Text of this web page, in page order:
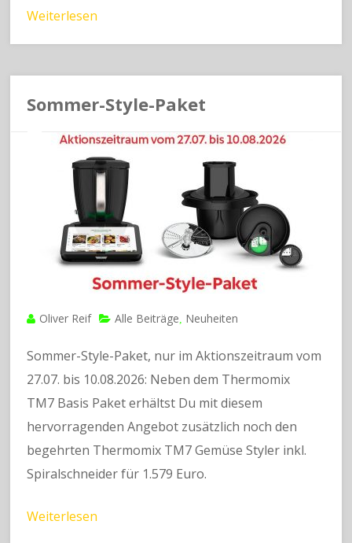
Weiterlesen
Sommer-Style-Paket
Oliver Reif Alle Beiträge Neuheiten
Sommer-Style-Paket, nur im Aktionszeitraum vom
27.07. bis 10.08.2026: Neben dem Thermomix
TM7 Basis Paket erhältst Du mit diesem
hervorragenden Angebot zusätzlich noch den
begehrten Thermomix TM7 Gemüse Styler inkl.
Spiralschneider für 1.579 Euro.
Weiterlesen